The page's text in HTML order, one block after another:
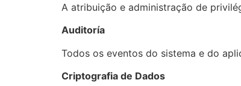
A atribuição e administração de
Auditoría
Todos os eventos do sistema e do
Criptografia de Dados